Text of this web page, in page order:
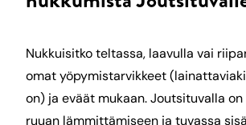
Nukkuisitko teltassa, laavulla vai
omat yöpymistarvikkeet
on) ja eväät mukaan. Joutsituvalla
ruuan lämmittämiseen ja tuvassa